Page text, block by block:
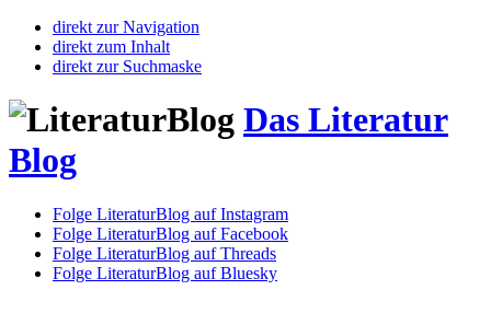
direkt zur Navigation
direkt zum Inhalt
direkt zur Suchmaske
Das Literatur
Blog
Folge LiteraturBlog auf Instagram
Folge LiteraturBlog auf Facebook
Folge LiteraturBlog auf Threads
Folge LiteraturBlog auf Bluesky